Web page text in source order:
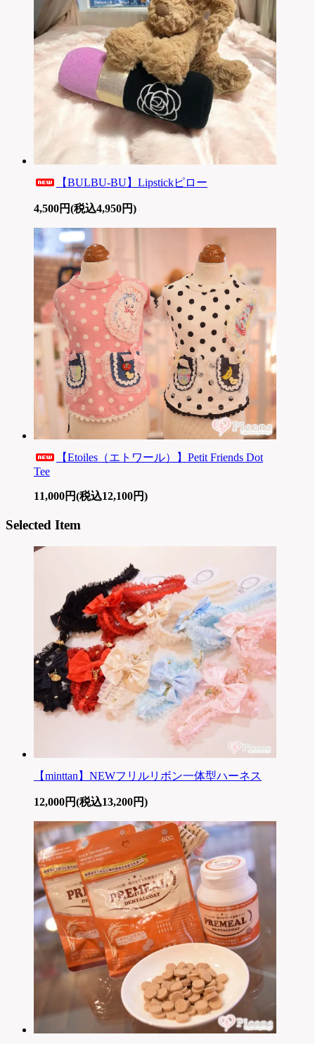
【BULBU-BU】Lipstickピロー
4,500円(税込4,950円)
【Etoiles（エトワール）】Petit Friends Dot
Tee
11,000円(税込12,100円)
Selected Item
【minttan】NEWフリルリボン一体型ハーネス
12,000円(税込13,200円)